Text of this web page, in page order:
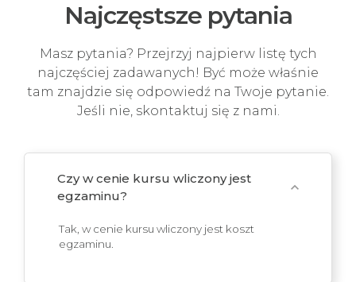
Najczęstsze pytania
Masz pytania? Przejrzyj najpierw listę tych
najczęściej zadawanych! Być może właśnie
tam znajdzie się odpowiedź na Twoje pytanie.
Jeśli nie, skontaktuj się z nami.
Czy w cenie kursu wliczony jest
egzaminu?
expand_more
Tak, w cenie kursu wliczony jest koszt
egzaminu.